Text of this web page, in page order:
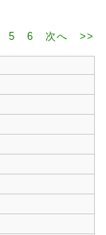
5 6 次へ >>